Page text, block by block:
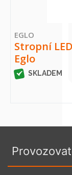
EGLO
Stropní
Eglo
SKLADEM